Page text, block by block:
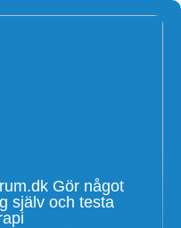
Gör något
själv och testa